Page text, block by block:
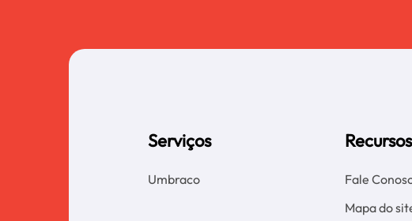
Serviços
Umbraco
Recursos
Fale
Mapa do